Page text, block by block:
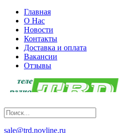
Главная
О Нас
Новости
Контакты
Доставка и оплата
Вакансии
Отзывы
sale@trd.novline.ru